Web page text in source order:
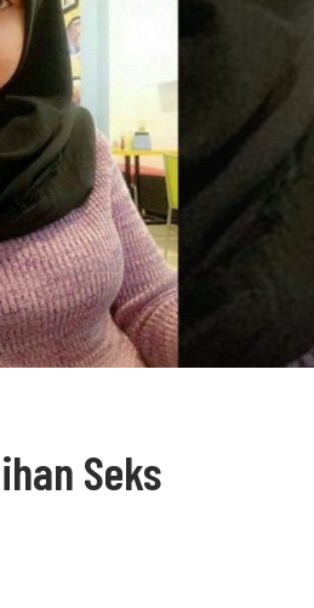
Seks